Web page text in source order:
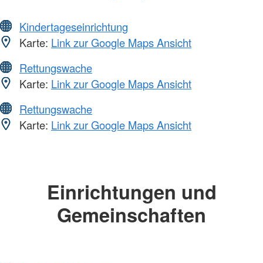
Kindertageseinrichtung
Karte: Link zur Google Maps Ansicht
Rettungswache
Karte: Link zur Google Maps Ansicht
Rettungswache
Karte: Link zur Google Maps Ansicht
Einrichtungen und
Gemeinschaften